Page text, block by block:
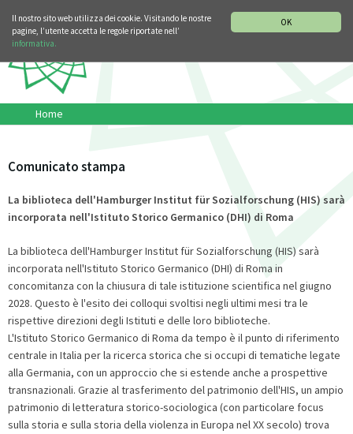
OK
Il nostro sito web utilizza dei cookie. Visitando le nostre
pagine, l’utente accetta le regole riportate nell’
informativa.
Home
Comunicato stampa
La biblioteca dell'Hamburger Institut für Sozialforschung (HIS) sarà
incorporata nell'Istituto Storico Germanico (DHI) di Roma
La biblioteca dell'Hamburger Institut für Sozialforschung (HIS) sarà
incorporata nell'Istituto Storico Germanico (DHI) di Roma in
concomitanza con la chiusura di tale istituzione scientifica nel giugno
2028. Questo è l'esito dei colloqui svoltisi negli ultimi mesi tra le
rispettive direzioni degli Istituti e delle loro biblioteche.
L'Istituto Storico Germanico di Roma da tempo è il punto di riferimento
centrale in Italia per la ricerca storica che si occupi di tematiche legate
alla Germania, con un approccio che si estende anche a prospettive
transnazionali. Grazie al trasferimento del patrimonio dell'HIS, un ampio
patrimonio di letteratura storico-sociologica (con particolare focus
sulla storia e sulla storia della violenza in Europa nel XX secolo) trova